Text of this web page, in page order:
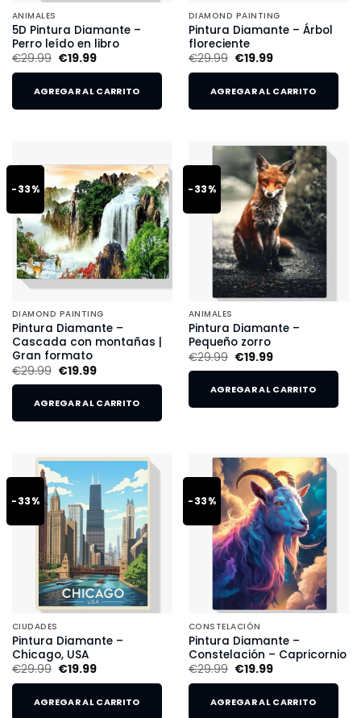
ANIMALES
5D Pintura Diamante –
Perro leído en libro
€29.99 €19.99
AGREGAR AL CARRITO
DIAMOND PAINTING
Pintura Diamante – Árbol
floreciente
€29.99 €19.99
AGREGAR AL CARRITO
-33%
DIAMOND PAINTING
Pintura Diamante –
Cascada con montañas |
Gran formato
€29.99 €19.99
AGREGAR AL CARRITO
-33%
ANIMALES
Pintura Diamante –
Pequeño zorro
€29.99 €19.99
AGREGAR AL CARRITO
-33%
CIUDADES
Pintura Diamante –
Chicago, USA
€29.99 €19.99
AGREGAR AL CARRITO
-33%
CONSTELACIÓN
Pintura Diamante –
Constelación – Capricornio
€29.99 €19.99
AGREGAR AL CARRITO